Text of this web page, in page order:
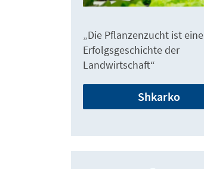
„Die Pflanzenzucht ist eine
Erfolgsgeschichte der
Landwirtschaft“
Shkarko